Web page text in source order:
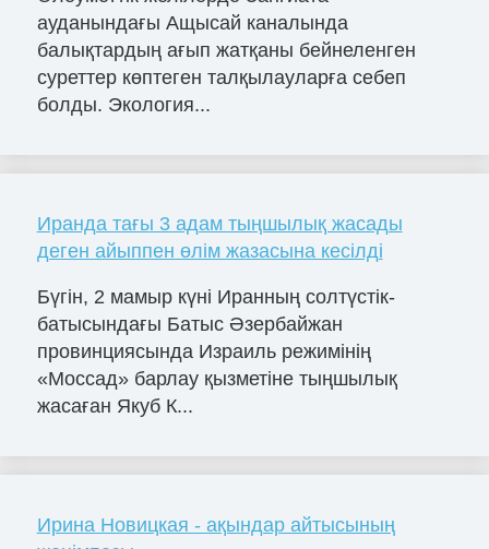
ауданындағы Ащысай каналында
балықтардың ағып жатқаны бейнеленген
суреттер көптеген талқылауларға себеп
болды. Экология...
Иранда тағы 3 адам тыңшылық жасады
деген айыппен өлім жазасына кесілді
Бүгін, 2 мамыр күні Иранның солтүстік-
батысындағы Батыс Әзербайжан
провинциясында Израиль режимінің
«Моссад» барлау қызметіне тыңшылық
жасаған Якуб К...
Ирина Новицкая - ақындар айтысының